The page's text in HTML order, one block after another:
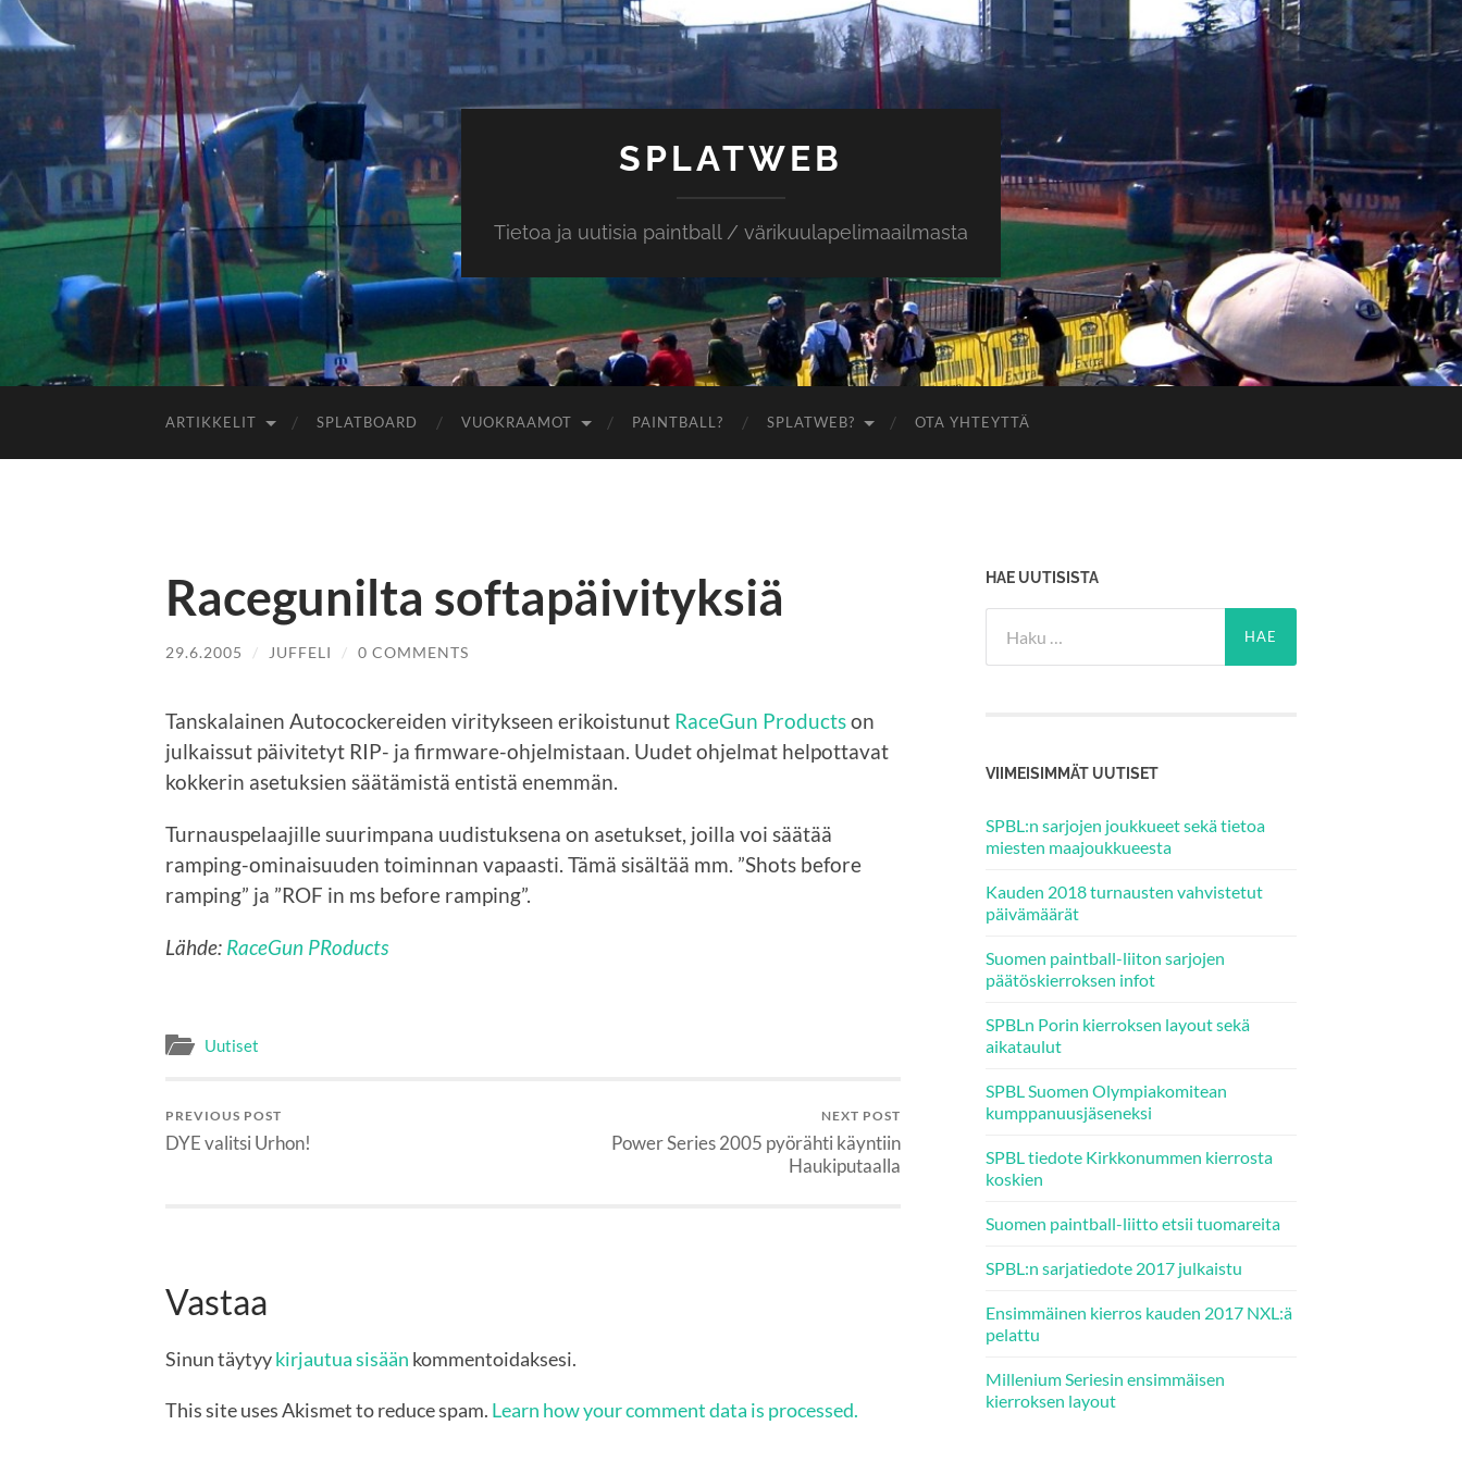
SPLATWEB
Tietoa ja uutisia paintball / värikuulapelimaailmasta
ARTIKKELIT SPLATBOARD VUOKRAAMOT PAINTBALL? SPLATWEB? OTA YHTEYTTÄ
Racegunilta softapäivityksiä
29.6.2005 / JUFFELI / 0 COMMENTS
Tanskalainen Autocockereiden viritykseen erikoistunut RaceGun Productson
julkaissut päivitetyt RIP- ja firmware-ohjelmistaan. Uudet ohjelmat helpottavat
kokkerin asetuksien säätämistä entistä enemmän.
Turnauspelaajille suurimpana uudistuksena on asetukset, joilla voi säätää
ramping-ominaisuuden toiminnan vapaasti. Tämä sisältää mm. ”Shots before
ramping” ja ”ROF in ms before ramping”.
Lähde: RaceGun PRoducts
Uutiset
PREVIOUS POST
DYE valitsi Urhon!
NEXT POST
Power Series 2005 pyörähti käyntiin
Haukiputaalla
Vastaa
Sinun täytyykirjautua sisään kommentoidaksesi.
This site uses Akismet to reduce spam. Learn how your comment data is processed.
HAE UUTISISTA
VIIMEISIMMÄT UUTISET
SPBL:n sarjojen joukkueet sekä tietoa
miesten maajoukkueesta
Kauden 2018 turnausten vahvistetut
päivämäärät
Suomen paintball-liiton sarjojen
päätöskierroksen infot
SPBLn Porin kierroksen layout sekä
aikataulut
SPBL Suomen Olympiakomitean
kumppanuusjäseneksi
SPBL tiedote Kirkkonummen kierrosta
koskien
Suomen paintball-liitto etsii tuomareita
SPBL:n sarjatiedote 2017 julkaistu
Ensimmäinen kierros kauden 2017 NXL:ä
pelattu
Millenium Seriesin ensimmäisen
kierroksen layout